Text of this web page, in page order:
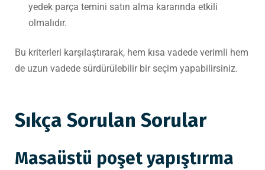
yedek parça temini satın alma kararında etkili
olmalıdır.
Bu kriterleri karşılaştırarak, hem kısa vadede verimli hem
de uzun vadede sürdürülebilir bir seçim yapabilirsiniz.
Sıkça Sorulan Sorular
Masaüstü poşet yapıştırma